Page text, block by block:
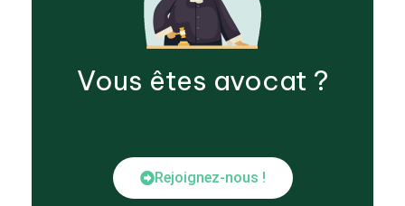
Vous êtes avocat ?
Rejoignez-nous !